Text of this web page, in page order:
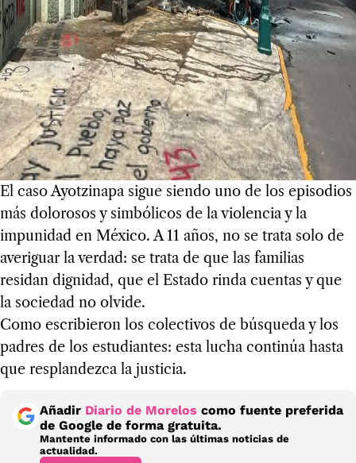
El caso Ayotzinapa sigue siendo uno de los episodios
más dolorosos y simbólicos de la violencia y la
impunidad en México. A 11 años, no se trata solo de
averiguar la verdad: se trata de que las familias
residan dignidad, que el Estado rinda cuentas y que
la sociedad no olvide.
Como escribieron los colectivos de búsqueda y los
padres de los estudiantes: esta lucha continúa hasta
que resplandezca la justicia.
Añadir Diario de Morelos como fuente preferida
de Google de forma gratuita.
Mantente informado con las últimas noticias de
actualidad.